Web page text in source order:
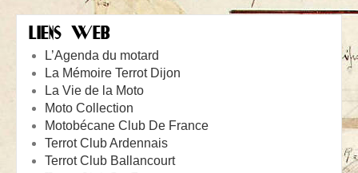
LIENS WEB
L’Agenda du motard
La Mémoire Terrot Dijon
La Vie de la Moto
Moto Collection
Motobécane Club De France
Terrot Club Ardennais
Terrot Club Ballancourt